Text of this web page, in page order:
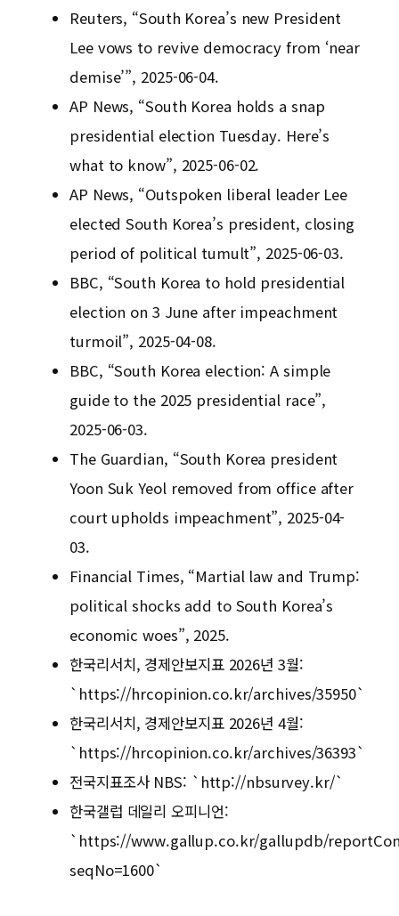
Reuters, “South Korea’s new President
Lee vows to revive democracy from ‘near
demise’”, 2025-06-04.
AP News, “South Korea holds a snap
presidential election Tuesday. Here’s
what to know”, 2025-06-02.
AP News, “Outspoken liberal leader Lee
elected South Korea’s president, closing
period of political tumult”, 2025-06-03.
BBC, “South Korea to hold presidential
election on 3 June after impeachment
turmoil”, 2025-04-08.
BBC, “South Korea election: A simple
guide to the 2025 presidential race”,
2025-06-03.
The Guardian, “South Korea president
Yoon Suk Yeol removed from office after
court upholds impeachment”, 2025-04-
03.
Financial Times, “Martial law and Trump:
political shocks add to South Korea’s
economic woes”, 2025.
한국리서치, 경제안보지표 2026년 3월:
`https://hrcopinion.co.kr/archives/35950`
한국리서치, 경제안보지표 2026년 4월:
`https://hrcopinion.co.kr/archives/36393`
전국지표조사 NBS: `http://nbsurvey.kr/`
한국갤럽 데일리 오피니언:
`https://www.gallup.co.kr/gallupdb/
seqNo=1600`